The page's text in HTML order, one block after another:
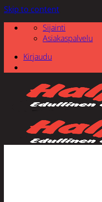
Skip to content
Sijainti
Asiakaspalvelu
Kirjaudu